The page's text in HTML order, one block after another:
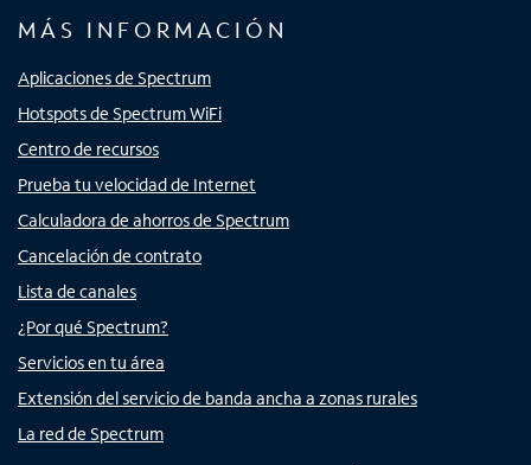
MÁS INFORMACIÓN
Aplicaciones de Spectrum
Hotspots de Spectrum WiFi
Centro de recursos
Prueba tu velocidad de Internet
Calculadora de ahorros de Spectrum
Cancelación de contrato
Lista de canales
¿Por qué Spectrum?
Servicios en tu área
Extensión del servicio de banda ancha a zonas rurales
La red de Spectrum